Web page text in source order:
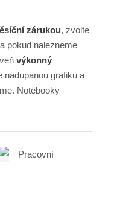
zárukou, zvolte
pokud nalezneme
výkonný
nadupanou grafiku a
Notebooky
Pracovní